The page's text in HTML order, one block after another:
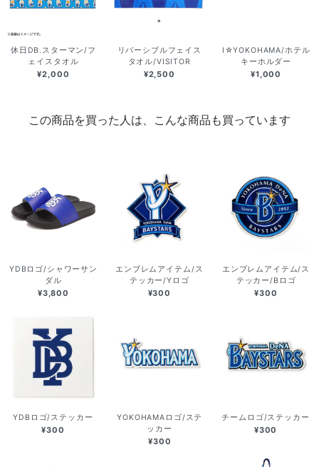
休日DB.スターマン/フ
ェイスタオル
¥2,000
リバーシブルフェイス
タオル/VISITOR
¥2,500
I☆YOKOHAMA/ホテル
キーホルダー
¥1,000
この商品を買った人は、こんな商品も買っています
YDBロゴ/シャワーサン
ダル
¥3,800
エンブレムアイテム/ス
テッカー/Yロゴ
¥300
エンブレムアイテム/ス
テッカー/Bロゴ
¥300
YDBロゴ/ステッカー
¥300
YOKOHAMAロゴ/ステ
ッカー
¥300
チームロゴ/ステッカー
¥300